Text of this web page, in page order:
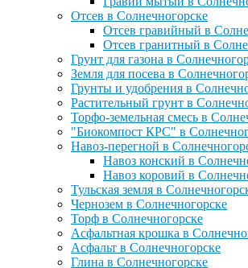
Отсев в Солнечногорске
Отсев гравийный в
Отсев гранитный в
Грунт для газона в
Земля для посева в
Грунты и удобрения в
Растительный грунт в
Торфо-земельная смесь в
"Биокомпост КРС" в
Навоз-перегной в
Навоз конский в
Навоз коровий в
Тульская земля в
Чернозем в Солнечногорске
Торф в Солнечногорске
Асфальтная крошка в
Асфальт в Солнечногорске
Глина в Солнечногорске